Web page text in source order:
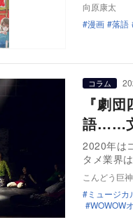
向原康太
漫画
落語
コラム
『劇
語……
2020年は
タメ業界
こんどう巨
ミュージカ
WOWOW